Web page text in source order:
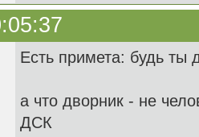
Есть примета: будь ты
а что дворник - не
ДСК